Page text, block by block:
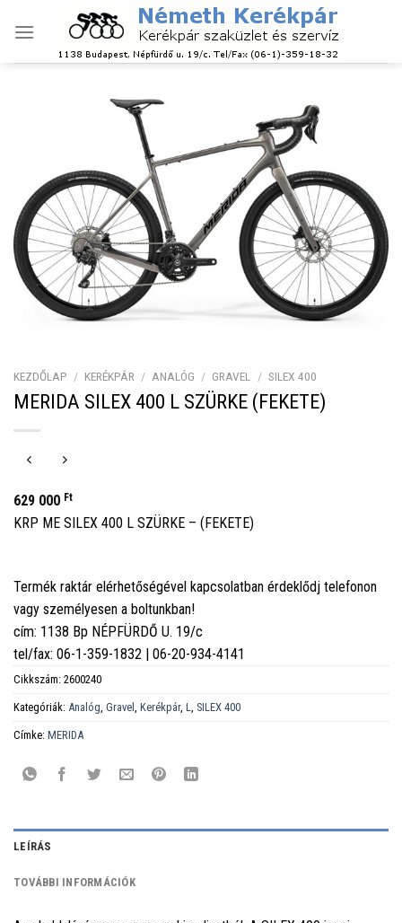
KEZDŐLAP / KERÉKPÁR / ANALÓG / GRAVEL / SILEX 400
MERIDA SILEX 400 L SZÜRKE (FEKETE)
629 000 Ft
KRP ME SILEX 400 L SZÜRKE – (FEKETE)
Termék raktár elérhetőségével kapcsolatban érdeklődj telefonon
vagy személyesen a boltunkban!
cím: 1138 Bp NÉPFÜRDŐ U. 19/c
tel/fax: 06-1-359-1832 | 06-20-934-4141
Cikkszám: 2600240
Kategóriák: Analóg Gravel Kerékpár, L SILEX 400
Címke: MERIDA
LEÍRÁS
TOVÁBBI INFORMÁCIÓK